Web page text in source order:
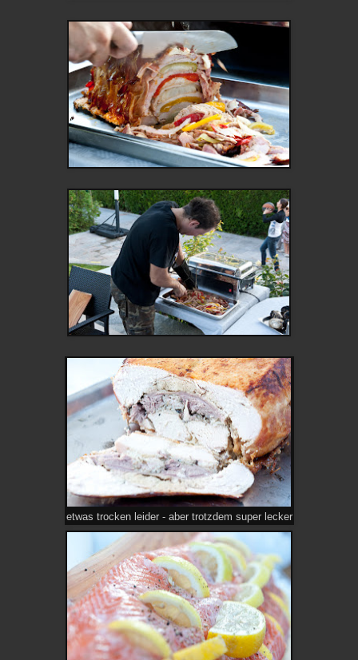
etwas trocken leider - aber trotzdem super lecker